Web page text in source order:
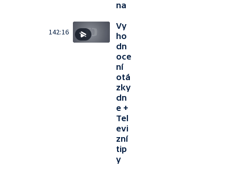
na
142:16
Vy
ho
dn
oce
ní
otá
zky
dn
e +
Tel
evi
zní
tip
y